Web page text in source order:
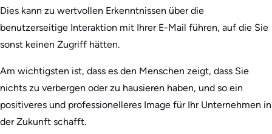
Dies kann zu wertvollen Erkenntnissen über die
benutzerseitige Interaktion mit Ihrer E-Mail führen, auf die Sie
sonst keinen Zugriff hätten.
Am wichtigsten ist, dass es den Menschen zeigt, dass Sie
nichts zu verbergen oder zu hausieren haben, und so ein
positiveres und professionelleres Image für Ihr Unternehmen in
der Zukunft schafft.